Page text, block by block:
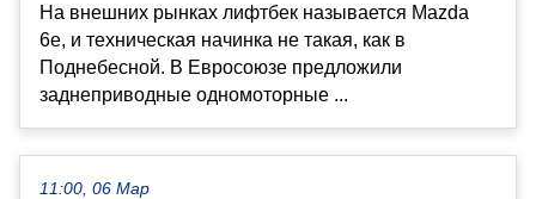
На внешних рынках лифтбек называется Mazda
6e, и техническая начинка не такая, как в
Поднебесной. В Евросоюзе предложили
заднеприводные одномоторные ...
11:00, 06 Мар